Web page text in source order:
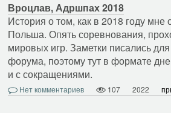
Вроцлав, Адршпах 2018
История о том, как в 2018 году мне
Польша. Опять соревнования,
мировых игр. Заметки писались
форума, поэтому тут в формате
и с сокращениями.
Нет комментариев 107 2022